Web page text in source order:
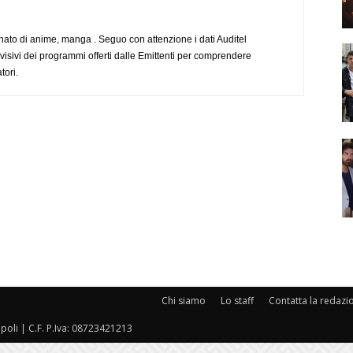
di anime, manga . Seguo con attenzione i dati Auditel
dei programmi offerti dalle Emittenti per comprendere
Chi siamo Lo staff Contatta la
| C.F. P.Iva: 08723421213